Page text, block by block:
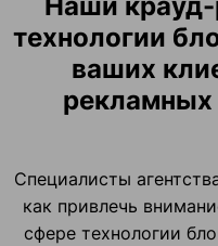
технологии
ваших
рекламных
Специалисты
как привлечь
сфере технологии